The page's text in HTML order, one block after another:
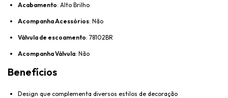
Acabamento: Alto Brilho
Acompanha Acessórios: Não
Válvula de escoamento: 78102BR
Acompanha Válvula: Não
Benefícios
Design que complementa diversos estilos de decoração